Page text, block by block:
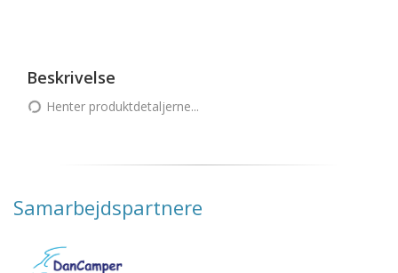
Beskrivelse
Henter produktdetaljerne...
Samarbejdspartnere